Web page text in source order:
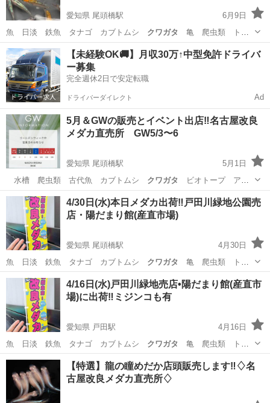
愛知県 尾頭橋駅
6月9日
魚 日淡 鉄魚 タナゴ カブトムシ クワガタ
亀 爬虫類 トカ
ゲ 海水魚 熱帯魚…
愛知 名古屋市 尾頭橋駅 その他のペット メダカ
【未経験OK🚚】月収30万↑中型免許ドライバ
ー募集
完全週休2日で安定転職
ドライバーダイレクト Ad
5月＆GWの販売とイベント出店‼️名古屋改良
メダカ直売所 GW5/3〜6
愛知県 尾頭橋駅
5月1日
水槽 爬虫類 古代魚 カブトムシ クワガタ
ビオトープ アク
アリウム
愛知 名古屋市 尾頭橋駅 その他のペット メダカ
4/30日(水)本日メダカ出荷‼️戸田川緑地公園売
店・陽だまり館(産直市場)
愛知県 尾頭橋駅
4月30日
魚 日淡 鉄魚 タナゴ カブトムシ クワガタ
亀 爬虫類 トカ
ゲ 海水魚 熱帯魚…
愛知 名古屋市 尾頭橋駅 その他のペット メダカ
4/16日(水)戸田川緑地売店•陽だまり館(産直市
場)に出荷‼️ミジンコも有
愛知県 戸田駅
4月16日
魚 日淡 鉄魚 タナゴ カブトムシ クワガタ
亀 爬虫類 トカ
ゲ 海水魚 熱帯魚…
愛知 名古屋市 戸田駅 その他のペット メダカ
【特選】龍の瞳めだか店頭販売します‼️♢名
古屋改良メダカ直売所♢